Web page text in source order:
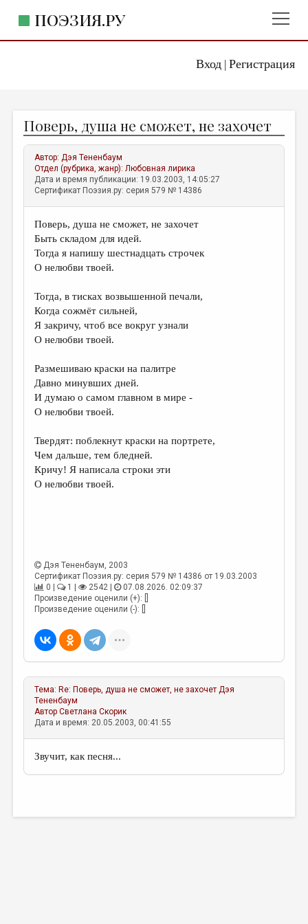
Вход| Регистрация
ПОЭЗИЯ.РУ
ЖАНРЫ
АВТОРЫ
КОММЕНТАРИИ
ЛИТСАЛОН
НОВОСТИ
ПРАВИЛА САЙТА
ИЗБРАННОЕ
ДАЙДЖЕСТ
ПЕРЕВОДЫ
КОНКУРСЫ
КНИЖНАЯ ПОЛКА
ОБЗОР ЛИТЕРАТУРЫ
РЕДКОЛЛЕГИЯ
ОТ РЕДАКЦИИ
ЭССЕИСТИКА
КУЛЬТУРОВЕДЕНИЕ
ПУБЛИЦИСТИКА
РЕЦЕНЗИРОВАНИЕ
ЦИКЛЫ ПУБЛИКАЦИЙ
Поверь, душа не сможет, не захочет
Автор:Дэя Тененбаум
Отдел (рубрика, жанр):Любовная лирика
Дата и время публикации: 19.03.2003, 14:05:27
Сертификат Поэзия.ру: серия 579 № 14386
Поверь, душа не сможет, не захочет
Быть складом для идей.
Тогда я напишу шестнадцать строчек
О нелюбви твоей.
Тогда, в тисках возвышенной печали,
Когда сожмёт сильней,
Я закричу, чтоб все вокруг узнали
О нелюбви твоей.
Размешиваю краски на палитре
Давно минувших дней.
И думаю о самом главном в мире -
О нелюбви твоей.
Твердят: поблекнут краски на портрете,
Чем дальше, тем бледней.
Кричу! Я написала строки эти
О нелюбви твоей.
Дэя Тененбаум, 2003
Сертификат Поэзия.ру: серия 579 № 14386 от 19.03.2003
0 |
1 | 2542 |
07.08.2026. 02:09:37
Произведение оценили (+): []
Произведение оценили (-): []
Тема: Re: Поверь, душа не сможет, не захочет Дэя
Тененбаум
АвторСветлана Скорик
Дата и время: 20.05.2003, 00:41:55
Звучит, как песня...